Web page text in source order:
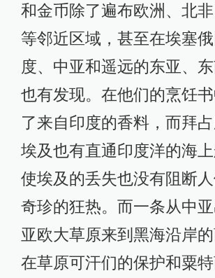
和金币除了遍布欧洲、北
等邻近区域，甚至在埃塞
度、中亚和遥远的东亚、
也有发现。在他们的烹饪书
了来自印度的香料，而拜
埃及也有直通印度洋的海
使埃及的丢失也没有阻断
奇珍的狂热。而一条从中
亚欧大草原来到黑海沿岸
在草原可汗们的保护和粟